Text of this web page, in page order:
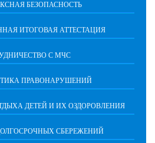
БЕЗОПАСНОСТЬ
ИТОГОВАЯ АТТЕСТАЦИЯ
С МЧС
ПРАВОНАРУШЕНИЙ
ДЕТЕЙ И ИХ ОЗДОРОВЛЕНИЯ
СБЕРЕЖЕНИЙ